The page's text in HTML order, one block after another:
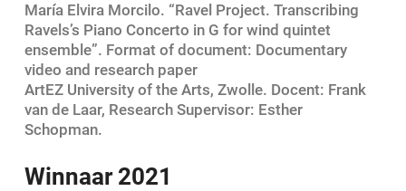
María Elvira Morcilo. “Ravel Project. Transcribing
Ravels’s Piano Concerto in G for wind quintet
ensemble”. Format of document: Documentary
video and research paper
ArtEZ University of the Arts, Zwolle. Docent: Frank
van de Laar, Research Supervisor: Esther
Schopman.
Winnaar 2021